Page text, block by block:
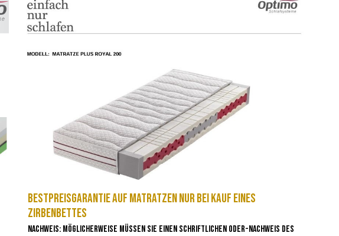
Bestpreisgarantie auf Matratzen nur bei Kauf eines
Zirbenbettes
Nachweis: Möglicherweise müssen sie einen Schriftlichen oder-Nachweis des